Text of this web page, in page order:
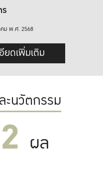
ม พ.ศ. 2568
ยดเพิ่มเติม
ะนวัตกรรม
ผล